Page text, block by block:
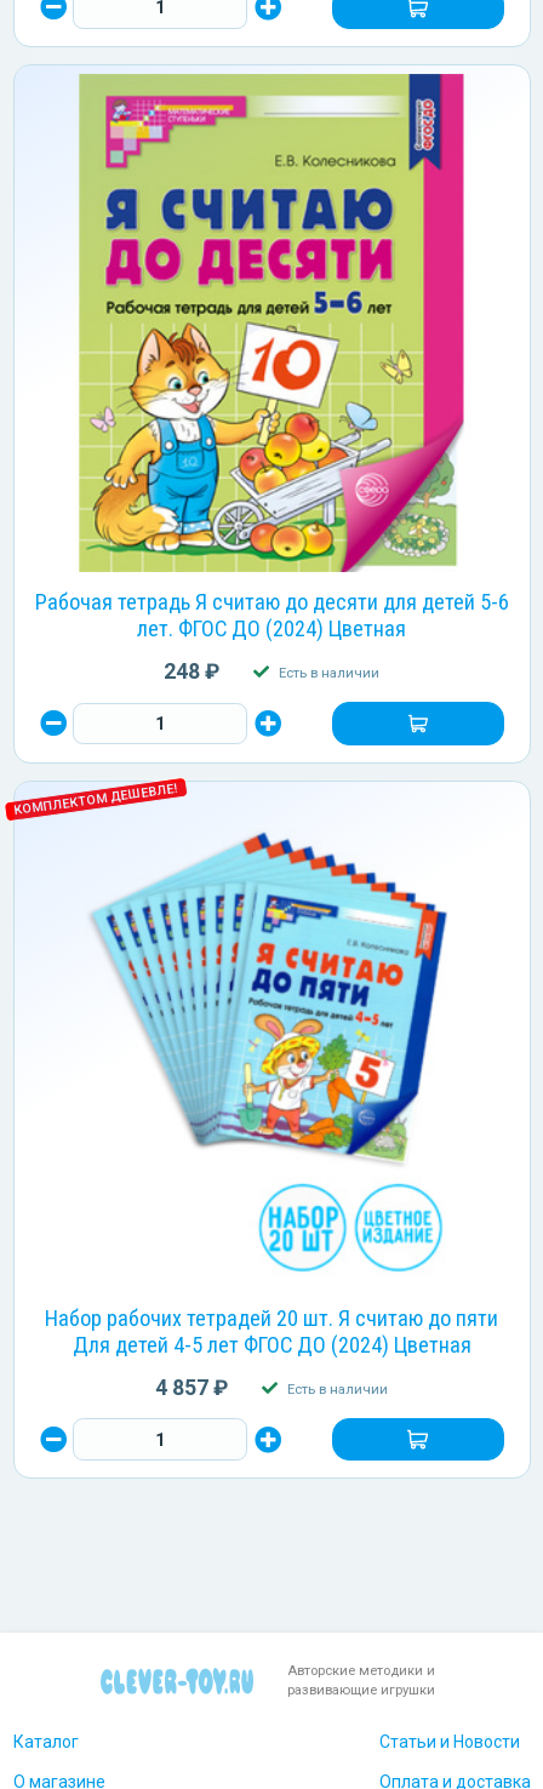
Рабочая тетрадь Я считаю до десяти для детей 5-6
лет. ФГОС ДО (2024) Цветная
248 ₽ Есть в наличии
КОМПЛЕКТОМ ДЕШЕВЛЕ!
Набор рабочих тетрадей 20 шт. Я считаю до пяти
Для детей 4-5 лет ФГОС ДО (2024) Цветная
4 857 ₽ Есть в наличии
Авторские методики и
развивающие игрушки
Каталог
О магазине
Статьи и Новости
Оплата и доставка